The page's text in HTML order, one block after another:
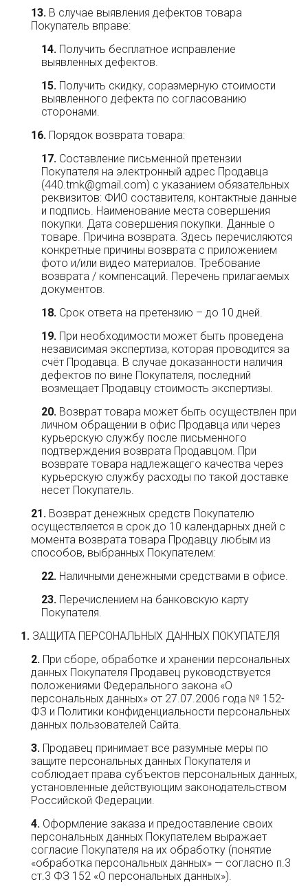
В случае выявления дефектов товара
Покупатель вправе:
Получить бесплатное исправление
выявленных дефектов.
Получить скидку, соразмерную стоимости
выявленного дефекта по согласованию
сторонами.
Порядок возврата товара:
Составление письменной претензии
Покупателя на электронный адрес Продавца
(440.tmk@gmail.com) с указанием обязательных
реквизитов: ФИО составителя, контактные данные
и подпись. Наименование места совершения
покупки. Дата совершения покупки. Данные о
товаре. Причина возврата. Здесь перечисляются
конкретные причины возврата с приложением
фото и/или видео материалов. Требование
возврата / компенсаций. Перечень прилагаемых
документов.
Срок ответа на претензию – до 10 дней.
При необходимости может быть проведена
независимая экспертиза, которая проводится за
счёт Продавца. В случае доказанности наличия
дефектов по вине Покупателя, последний
возмещает Продавцу стоимость экспертизы.
Возврат товара может быть осуществлен при
личном обращении в офис Продавца или через
курьерскую службу после письменного
подтверждения возврата Продавцом. При
возврате товара надлежащего качества через
курьерскую службу расходы по такой доставке
несет Покупатель.
Возврат денежных средств Покупателю
осуществляется в срок до 10 календарных дней с
момента возврата товара Продавцу любым из
способов, выбранных Покупателем:
Наличными денежными средствами в офисе.
Перечислением на банковскую карту
Покупателя.
ЗАЩИТА ПЕРСОНАЛЬНЫХ ДАННЫХ ПОКУПАТЕЛЯ
При сборе, обработке и хранении персональных
данных Покупателя Продавец руководствуется
положениями Федерального закона «О
персональных данных» от 27.07.2006 года № 152-
ФЗ и Политики конфиденциальности персональных
данных пользователей Сайта.
Продавец принимает все разумные меры по
защите персональных данных Покупателя и
соблюдает права субъектов персональных данных,
установленные действующим законодательством
Российской Федерации.
Оформление заказа и предоставление своих
персональных данных Покупателем выражает
согласие Покупателя на их обработку (понятие
«обработка персональных данных» — согласно п.3
ст.3 ФЗ 152 «О персональных данных»).